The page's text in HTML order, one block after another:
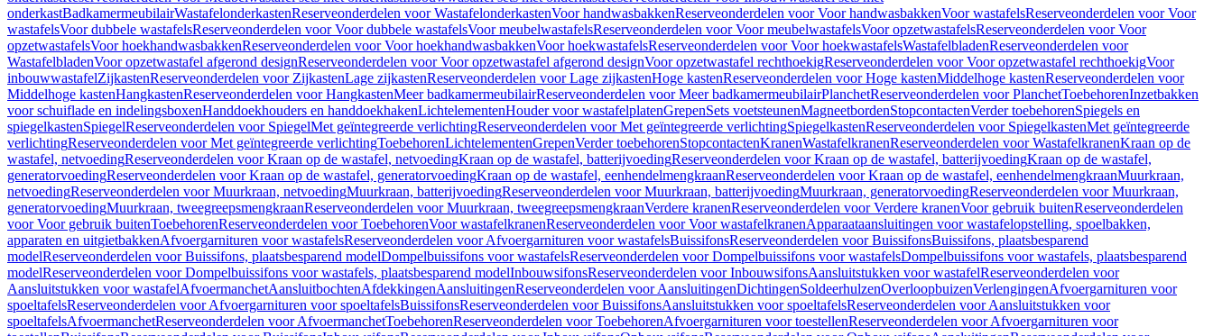
onderkastBadkamermeubilairWastafelonderkastenReserveonderdelen voor WastafelonderkastenVoor handwasbakkenReserveonderdelen voor Voor handwasbakkenVoor wastafelsReserveonderdelen voor Voor
wastafelsVoor dubbele wastafelsReserveonderdelen voor Voor dubbele wastafelsVoor meubelwastafelsReserveonderdelen voor Voor meubelwastafelsVoor opzetwastafelsReserveonderdelen voor Voor
opzetwastafelsVoor hoekhandwasbakkenReserveonderdelen voor Voor hoekhandwasbakkenVoor hoekwastafelsReserveonderdelen voor Voor hoekwastafelsWastafelbladenReserveonderdelen voor
WastafelbladenVoor opzetwastafel afgerond designReserveonderdelen voor Voor opzetwastafel afgerond designVoor opzetwastafel rechthoekigReserveonderdelen voor Voor opzetwastafel rechthoekigVoor
inbouwwastafelZijkastenReserveonderdelen voor ZijkastenLage zijkastenReserveonderdelen voor Lage zijkastenHoge kastenReserveonderdelen voor Hoge kastenMiddelhoge kastenReserveonderdelen voor
Middelhoge kastenHangkastenReserveonderdelen voor HangkastenMeer badkamermeubilairReserveonderdelen voor Meer badkamermeubilairPlanchetReserveonderdelen voor PlanchetToebehorenInzetbakken
voor schuiflade en indelingsboxenHanddoekhouders en handdoekhakenLichtelementenHouder voor wastafelplatenGrepenSets voetsteunenMagneetbordenStopcontactenVerder toebehorenSpiegels en
spiegelkastenSpiegelReserveonderdelen voor SpiegelMet geïntegreerde verlichtingReserveonderdelen voor Met geïntegreerde verlichtingSpiegelkastenReserveonderdelen voor SpiegelkastenMet geïntegreerde
verlichtingReserveonderdelen voor Met geïntegreerde verlichtingToebehorenLichtelementenGrepenVerder toebehorenStopcontactenKranenWastafelkranenReserveonderdelen voor WastafelkranenKraan op de
wastafel, netvoedingReserveonderdelen voor Kraan op de wastafel, netvoedingKraan op de wastafel, batterijvoedingReserveonderdelen voor Kraan op de wastafel, batterijvoedingKraan op de wastafel,
generatorvoedingReserveonderdelen voor Kraan op de wastafel, generatorvoedingKraan op de wastafel, eenhendelmengkraanReserveonderdelen voor Kraan op de wastafel, eenhendelmengkraanMuurkraan,
netvoedingReserveonderdelen voor Muurkraan, netvoedingMuurkraan, batterijvoedingReserveonderdelen voor Muurkraan, batterijvoedingMuurkraan, generatorvoedingReserveonderdelen voor Muurkraan,
generatorvoedingMuurkraan, tweegreepsmengkraanReserveonderdelen voor Muurkraan, tweegreepsmengkraanVerdere kranenReserveonderdelen voor Verdere kranenVoor gebruik buitenReserveonderdelen
voor Voor gebruik buitenToebehorenReserveonderdelen voor ToebehorenVoor wastafelkranenReserveonderdelen voor Voor wastafelkranenApparaataansluitingen voor wastafelopstelling, spoelbakken,
apparaten en uitgietbakkenAfvoergarnituren voor wastafelsReserveonderdelen voor Afvoergarnituren voor wastafelsBuissifonsReserveonderdelen voor BuissifonsBuissifons, plaatsbesparend
modelReserveonderdelen voor Buissifons, plaatsbesparend modelDompelbuissifons voor wastafelsReserveonderdelen voor Dompelbuissifons voor wastafelsDompelbuissifons voor wastafels, plaatsbesparend
modelReserveonderdelen voor Dompelbuissifons voor wastafels, plaatsbesparend modelInbouwsifonsReserveonderdelen voor InbouwsifonsAansluitstukken voor wastafelReserveonderdelen voor
Aansluitstukken voor wastafelAfvoermanchetAansluitbochtenAfdekkingenAansluitingenReserveonderdelen voor AansluitingenDichtingenSoldeerhulzenOverloopbuizenVerlengingenAfvoergarnituren voor
spoeltafelsReserveonderdelen voor Afvoergarnituren voor spoeltafelsBuissifonsReserveonderdelen voor BuissifonsAansluitstukken voor spoeltafelsReserveonderdelen voor Aansluitstukken voor
spoeltafelsAfvoermanchetReserveonderdelen voor AfvoermanchetToebehorenReserveonderdelen voor ToebehorenAfvoergarnituren voor toestellenReserveonderdelen voor Afvoergarnituren voor